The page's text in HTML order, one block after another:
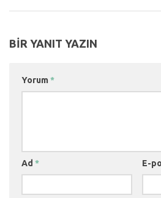
BIR YANIT YAZIN
Yorum *
Ad * E-